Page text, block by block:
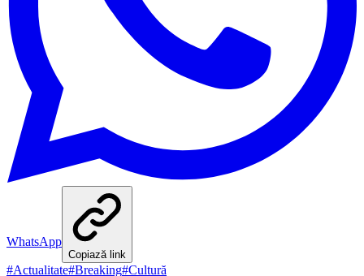
WhatsApp
Copiază link
#Actualitate#Breaking#Cultură